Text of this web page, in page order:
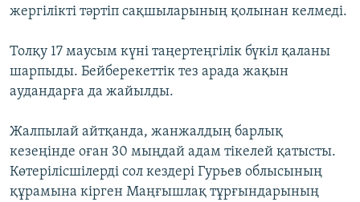
жергілікті тәртіп сақшыларының қолынан келмеді.
Толқу 17 маусым күні таңертеңгілік бүкіл қаланы
шарпыды. Бейберекеттік тез арада жақын
аудандарға да жайылды.
Жалпылай айтқанда, жанжалдың барлық
кезеңінде оған 30 мыңдай адам тікелей қатысты.
Көтерілісшілерді сол кездері Гурьев облысының
құрамына кірген Маңғышлақ тұрғындарының